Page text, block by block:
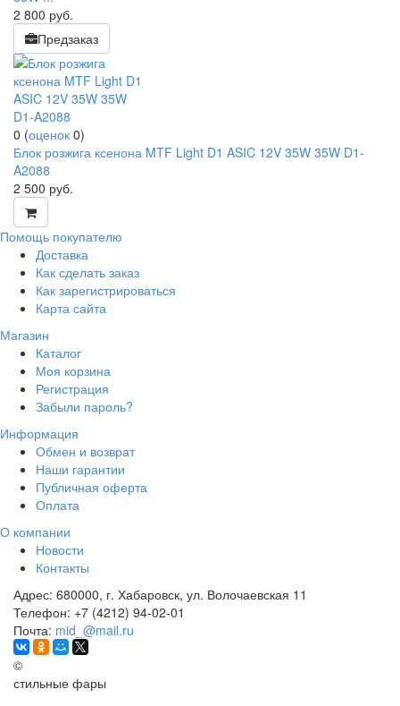
2 800 руб.
Предзаказ
0 (оценок 0)
Блок розжига ксенона MTF Light D1 ASIC 12V 35W 35W D1-
A2088
2 500 руб.
Помощь покупателю
Доставка
Как сделать заказ
Как зарегистрироваться
Карта сайта
Магазин
Каталог
Моя корзина
Регистрация
Забыли пароль?
Информация
Обмен и возврат
Наши гарантии
Публичная оферта
Оплата
О компании
Новости
Контакты
Адрес: 680000, г. Хабаровск, ул. Волочаевская 11
Телефон: +7 (4212) 94-02-01
Почта: mid_@mail.ru
©
стильные фары